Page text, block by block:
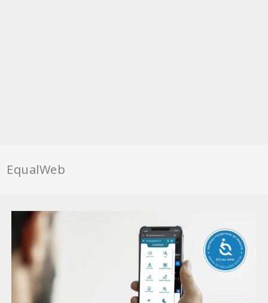
EqualWeb